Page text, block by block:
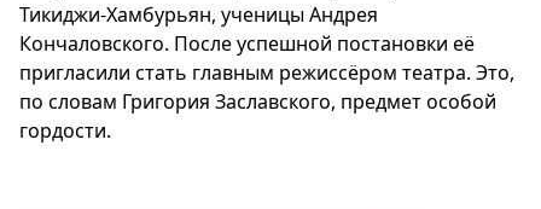
Тикиджи-Хамбурьян, ученицы Андрея
Кончаловского. После успешной постановки её
пригласили стать главным режиссёром театра. Это,
по словам Григория Заславского, предмет особой
гордости.